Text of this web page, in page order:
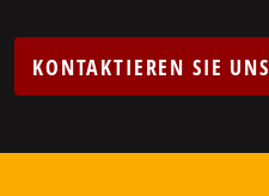
KONTAKTIEREN SIE UNS